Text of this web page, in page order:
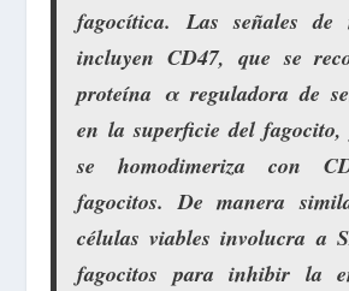
fagocítica. Las señales de
incluyen CD47, que se
proteína α reguladora de
en la superficie del
se homodimeriza con
fagocitos. De manera
células viables involucra a
fagocitos para inhibir la